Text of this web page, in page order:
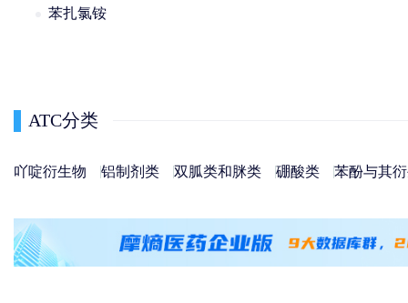
苯扎氯铵
ATC分类
吖啶衍生物 铝制剂类 双胍类和脒类 硼酸类 苯酚与其